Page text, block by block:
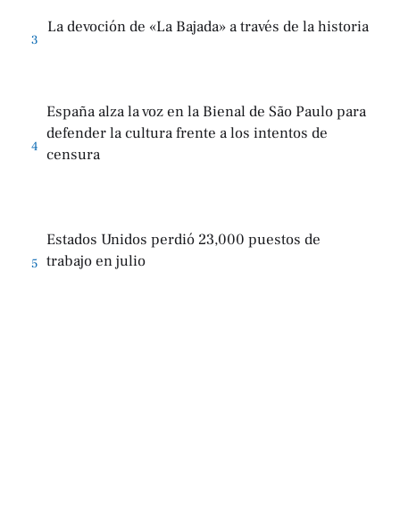
3
La devoción de «La Bajada» a través de la historia
4
España alza la voz en la Bienal de São Paulo para
defender la cultura frente a los intentos de
censura
5
Estados Unidos perdió 23,000 puestos de
trabajo en julio